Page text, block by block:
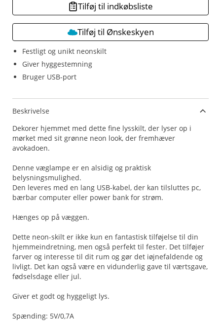
Festligt og unikt neonskilt
Giver hyggestemning
Bruger USB-port
Tilføj til indkøbsliste
Tilføj til Ønskeskyen
Beskrivelse
Dekorer hjemmet med dette fine lysskilt, der lyser op i
mørket med sit grønne neon look, der fremhæver
avokadoen.
Denne væglampe er en alsidig og praktisk
belysningsmulighed.
Den leveres med en lang USB-kabel, der kan tilsluttes pc,
bærbar computer eller power bank for strøm.
Hænges op på væggen.
Dette neon-skilt er ikke kun en fantastisk tilføjelse til din
hjemmeindretning, men også perfekt til fester. Det tilføjer
farver og interesse til dit rum og gør det iøjnefaldende og
livligt. Det kan også være en vidunderlig gave til værtsgave,
fødselsdage eller jul.
Giver et godt og hyggeligt lys.
Spænding: 5V/0,7A